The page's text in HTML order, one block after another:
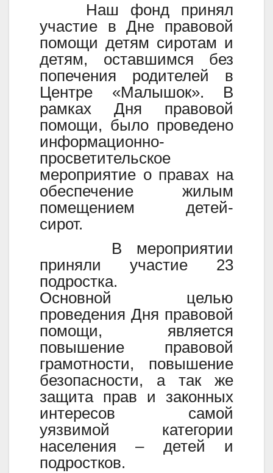
Наш фонд принял
участие в Дне правовой
помощи детям сиротам и
детям, оставшимся без
попечения родителей в
Центре «Малышок». В
рамках Дня правовой
помощи, было проведено
информационно-
просветительское
мероприятие о правах на
обеспечение жилым
помещением детей-
сирот.
В мероприятии
приняли участие 23
подростка.
Основной целью
проведения Дня правовой
помощи, является
повышение правовой
грамотности, повышение
безопасности, а так же
защита прав и законных
интересов самой
уязвимой категории
населения – детей и
подростков.